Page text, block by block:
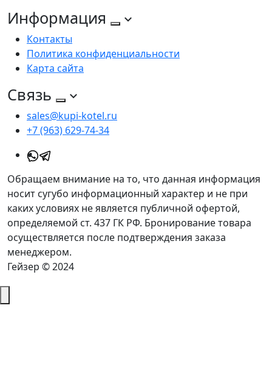
Информация
Контакты
Политика конфиденциальности
Карта сайта
Связь
sales@kupi-kotel.ru
+7 (963) 629-74-34
Обращаем внимание на то, что данная информация
носит сугубо информационный характер и не при
каких условиях не является публичной офертой,
определяемой ст. 437 ГК РФ. Бронирование товара
осуществляется после подтверждения заказа
менеджером.
Гейзер © 2024